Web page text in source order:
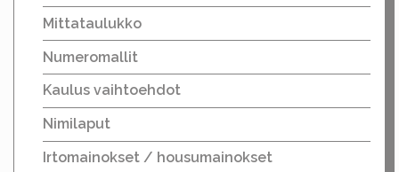
Mittataulukko
Numeromallit
Kaulus vaihtoehdot
Nimilaput
Irtomainokset / housumainokset